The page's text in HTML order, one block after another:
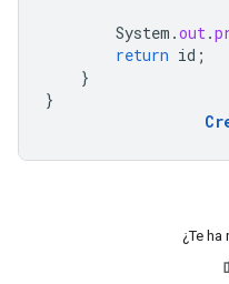
System .out.
return id ;
}
}
¿Te